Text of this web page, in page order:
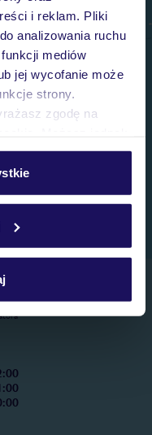
i reklam. Pliki
analizowania ruchu
mediów
jej wycofanie może
strony.
zgodę na
w zakładkę
cookie znajdziesz